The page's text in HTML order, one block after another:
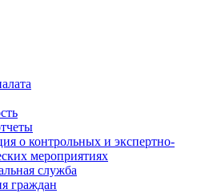
о контрольных и экспертно-
мероприятиях
служба
граждан